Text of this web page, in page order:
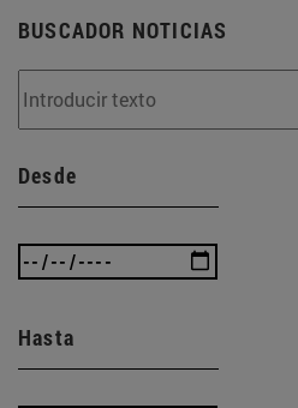
BUSCADOR NOTICIAS
Desde
Hasta